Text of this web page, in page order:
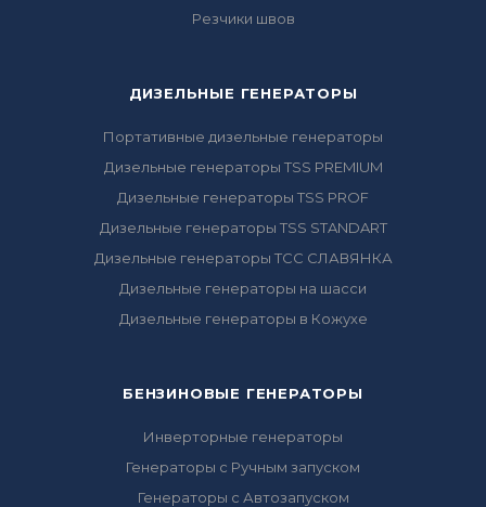
Резчики швов
ДИЗЕЛЬНЫЕ ГЕНЕРАТОРЫ
Портативные дизельные генераторы
Дизельные генераторы TSS PREMIUM
Дизельные генераторы TSS PROF
Дизельные генераторы TSS STANDART
Дизельные генераторы ТСС СЛАВЯНКА
Дизельные генераторы на шасси
Дизельные генераторы в Кожухе
БЕНЗИНОВЫЕ ГЕНЕРАТОРЫ
Инверторные генераторы
Генераторы с Ручным запуском
Генераторы с Автозапуском